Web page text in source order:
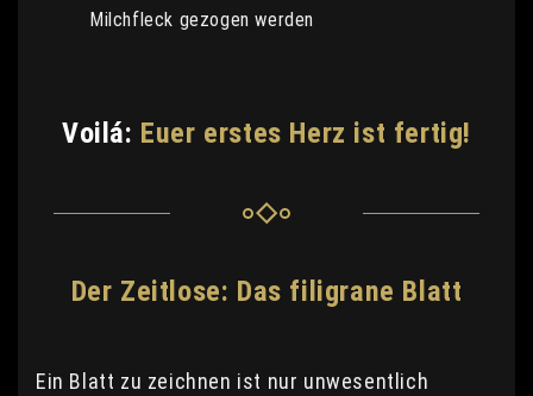
Milchfleck gezogen werden
Voilá: Euer erstes Herz ist fertig!
Der Zeitlose: Das filigrane Blatt
Ein Blatt zu zeichnen ist nur unwesentlich